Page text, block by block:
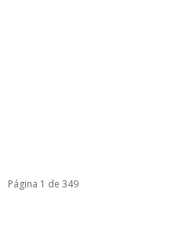
Página 1 de 349